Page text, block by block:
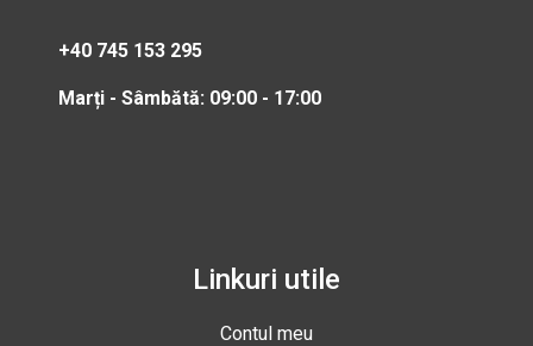
+40 745 153 295
Marți - Sâmbătă: 09:00 - 17:00
Linkuri utile
Contul meu